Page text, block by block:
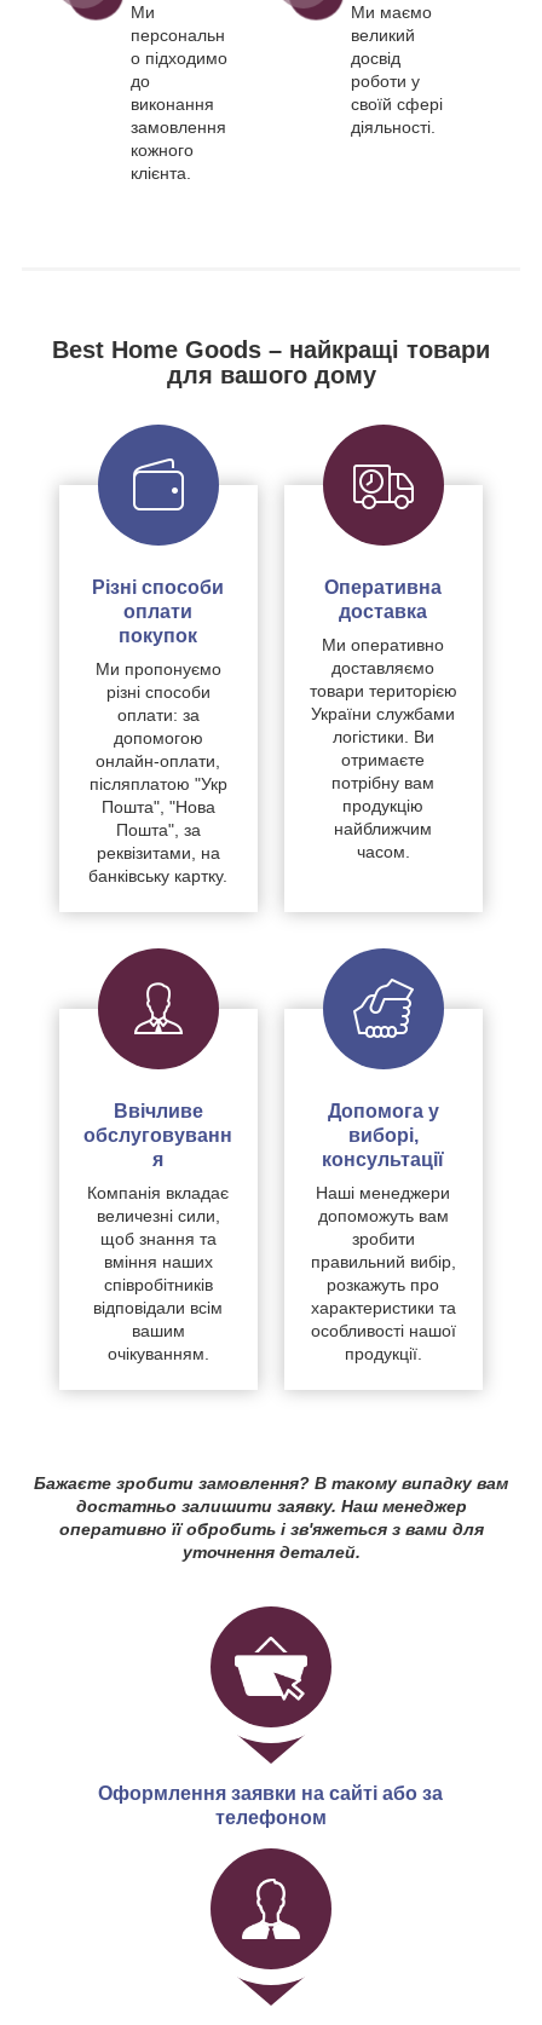
Ми
персональн
о підходимо
до
виконання
замовлення
кожного
клієнта.
Ми маємо
великий
досвід
роботи у
своїй сфері
діяльності.
Best Home Goods – найкращі товари
для вашого дому
Різні способи
оплати
покупок
Ми пропонуємо
різні способи
оплати: за
допомогою
онлайн-оплати,
післяплатою "Укр
Пошта", "Нова
Пошта", за
реквізитами, на
банківську картку.
Оперативна
доставка
Ми оперативно
доставляємо
товари територією
України службами
логістики. Ви
отримаєте
потрібну вам
продукцію
найближчим
часом.
Ввічливе
обслуговуванн
я
Компанія вкладає
величезні сили,
щоб знання та
вміння наших
співробітників
відповідали всім
вашим
очікуванням.
Допомога у
виборі,
консультації
Наші менеджери
допоможуть вам
зробити
правильний вибір,
розкажуть про
характеристики та
особливості нашої
продукції.
Бажаєте зробити замовлення? В такому випадку вам
достатньо залишити заявку. Наш менеджер
оперативно її обробить і зв'яжеться з вами для
уточнення деталей.
Оформлення заявки на сайті або за
телефоном